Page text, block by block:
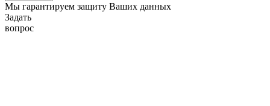
Мы гарантируем защиту Ваших данных
Задать
вопрос